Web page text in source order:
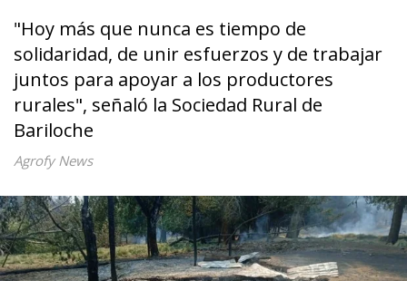
"Hoy más que nunca es tiempo de
solidaridad, de unir esfuerzos y de trabajar
juntos para apoyar a los productores
rurales", señaló la Sociedad Rural de
Bariloche
Agrofy News